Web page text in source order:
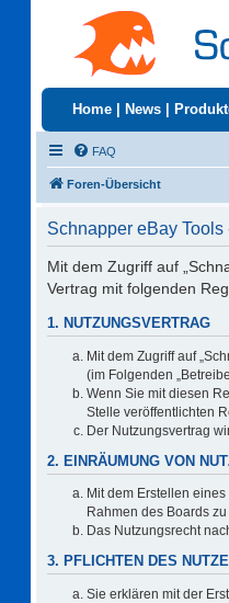
Home News
FAQ
Foren-Übersicht
Schnapper eBay
Mit dem Zugriff auf
Vertrag mit folgenden
1. NUTZUNGSVERTRAG
Mit dem Zugriff auf
(im Folgenden
Wenn Sie mit diesen
Stelle veröffentlichten
Der Nutzungsvertrag
2. EINRÄUMUNG VON
Mit dem Erstellen
Rahmen des Boards
Das Nutzungsrecht
3. PFLICHTEN DES
Sie erklären mit der